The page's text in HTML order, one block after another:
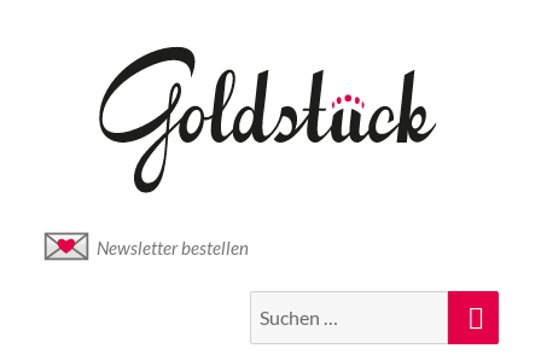
Newsletter bestellen
nach: